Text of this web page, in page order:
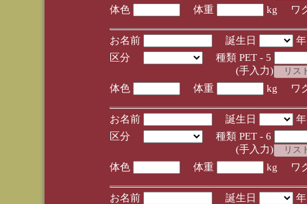
体色
体重 kg ワ
お名前 誕生日
区分
種類 PET - 5
(手入力)
体色
体重 kg ワ
お名前 誕生日
区分
種類 PET - 6
(手入力)
体色
体重 kg ワ
お名前 誕生日